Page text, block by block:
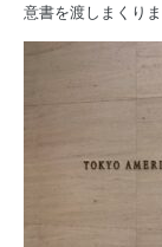
意書を渡しまくりま